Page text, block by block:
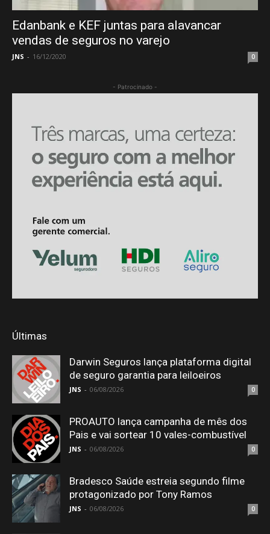
Edanbank e KEF juntas para alavancar
vendas de seguros no varejo
JNS - 16/12/2020 0
- Patrocinado -
Últimas
Darwin Seguros lança plataforma digital
de seguro garantia para leiloeiros
JNS - 06/08/2026 0
PROAUTO lança campanha de mês dos
Pais e vai sortear 10 vales-combustível
JNS - 06/08/2026 0
Bradesco Saúde estreia segundo filme
protagonizado por Tony Ramos
JNS - 06/08/2026 0